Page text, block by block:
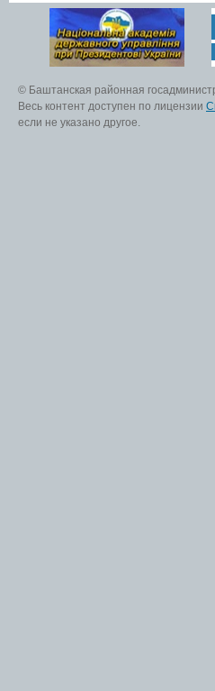
© Баштанская районная
Весь контент доступен по лицензии
если не указано другое.